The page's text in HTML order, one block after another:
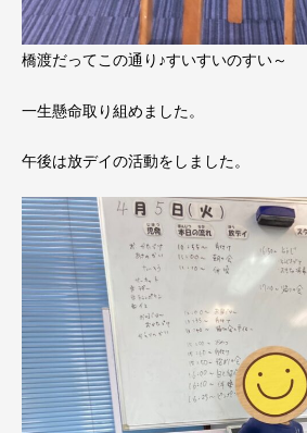
橋渡だってこの通り♪すいすいのすい～
一生懸命取り組めました。
午後は放デイの活動をしました。